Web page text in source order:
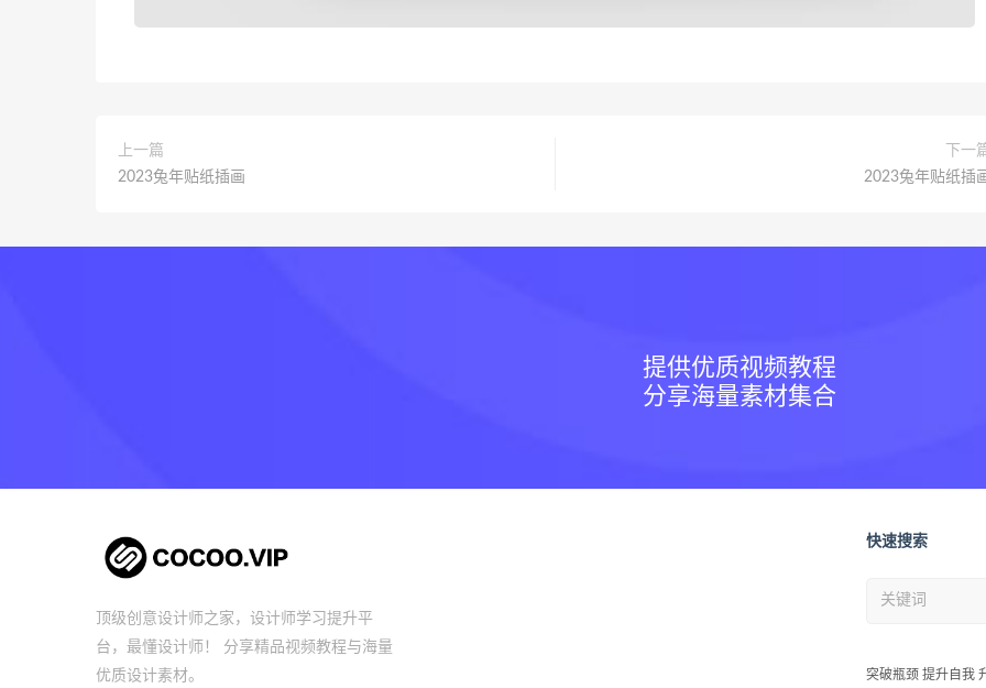
上一篇
2023兔年贴纸插画
下一
2023兔年贴纸插
提供优质视频教程
分享海量素材集合
顶级创意设计师之家，设计师学习提升平
台，最懂设计师！ 分享精品视频教程与海量
优质设计素材。
快速搜索
突破瓶颈 提升自我